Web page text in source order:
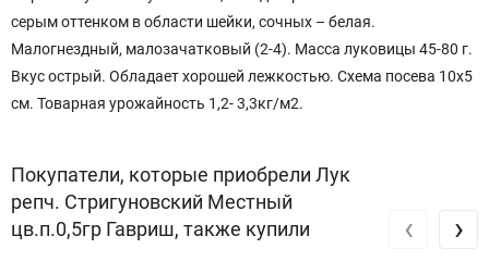
серым оттенком в области шейки, сочных – белая.
Малогнездный, малозачатковый (2-4). Масса луковицы 45-80 г.
Вкус острый. Обладает хорошей лежкостью. Схема посева 10x5
см. Товарная урожайность 1,2- 3,3кг/м2.
Покупатели, которые приобрели Лук
репч. Стригуновский Местный
цв.п.0,5гр Гавриш, также купили
‹ ›